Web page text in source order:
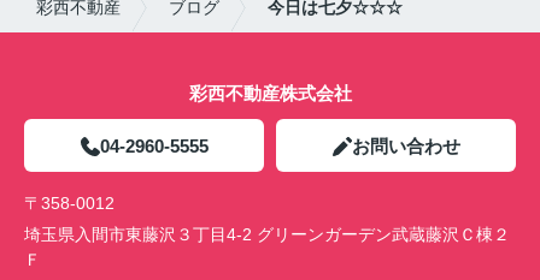
彩西不動産 ブログ 今日は七夕☆☆☆
彩西不動産株式会社
04-2960-5555 お問い合わせ
〒358-0012
埼玉県入間市東藤沢３丁目4-2 グリーンガーデン武蔵藤沢Ｃ棟２
Ｆ